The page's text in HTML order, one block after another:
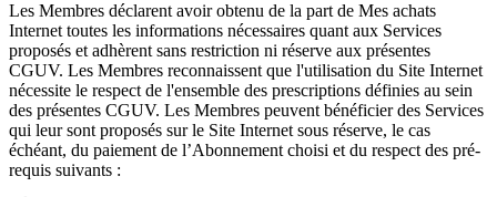
Les Membres déclarent avoir obtenu de la part de Mes achats
Internet toutes les informations nécessaires quant aux Services
proposés et adhèrent sans restriction ni réserve aux présentes
CGUV. Les Membres reconnaissent que l'utilisation du Site Internet
nécessite le respect de l'ensemble des prescriptions définies au sein
des présentes CGUV. Les Membres peuvent bénéficier des Services
qui leur sont proposés sur le Site Internet sous réserve, le cas
échéant, du paiement de l’Abonnement choisi et du respect des pré-
requis suivants :